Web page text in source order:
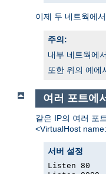
이제 두 네트웍에
주의:
내부 네트웍에
또한 위의 예에
여러 포트에
같은 IP의 여러 포
<VirtualHost
서버 설정
Listen 80